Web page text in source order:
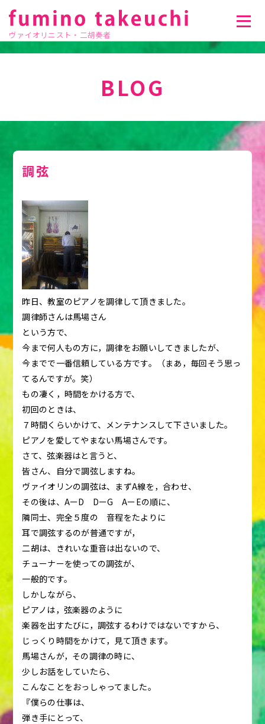
ヴァイオリニスト・二胡奏者
BLOG
調弦
昨日、教室のピアノを調律して頂きました。
調律師さんは馬場さん
という方で、
今まで何人もの方に，調律をお願いしてきましたが、
今までで一番信頼している方です。（まあ，毎回そう思っ
てるんですが。笑）
もの凄く，時間をかける方で、
初回のときは、
７時間くらいかけて、メンテナンスして下さいました。
ピアノを愛してやまない馬場さんです。
さて、弦楽器はと言うと、
皆さん、自分で調弦しますね。
ヴァイオリンの調弦は、まずA線を，合わせ、
その後は、AーD DーG AーEの順に、
隣同士、完全５度の 音程をたよりに
耳で調弦するのが普通ですが，
二胡は、きれいな重音は出ないので、
チューナーを使っての調弦が、
一般的です。
しかしながら、
ピアノは，弦楽器のように
楽器を出すたびに，調弦するわけではないですから、
じっくり時間をかけて，見て頂きます。
馬場さんが，その調律の時に、
少しお話をしていたら、
こんなことをおっしゃってました。
『僕らの仕事は、
弾き手にとって、